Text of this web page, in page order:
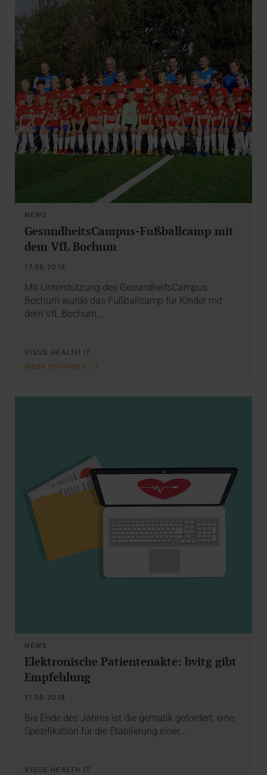
NEWS
GesundheitsCampus-Fußballcamp mit
dem VfL Bochum
17.09.2018
Mit Unterstützung des GesundheitsCampus
Bochum wurde das Fußballcamp für Kinder mit
dem VfL Bochum,…
VISUS HEALTH IT
MEHR ERFAHREN
NEWS
Elektronische Patientenakte: bvitg gibt
Empfehlung
17.09.2018
Bis Ende des Jahres ist die gematik gefordert, eine
Spezifikation für die Etablierung einer…
VISUS HEALTH IT